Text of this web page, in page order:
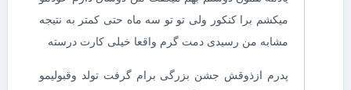
میکشم برا کنکور ولی تو تو سه ماه حتی کمتر به نتیجه
مشابه من رسیدی دمت گرم واقعا خیلی کارت درسته
پدرم ازذوقش جشن بزرگی برام گرفت تولد وقبولیمو